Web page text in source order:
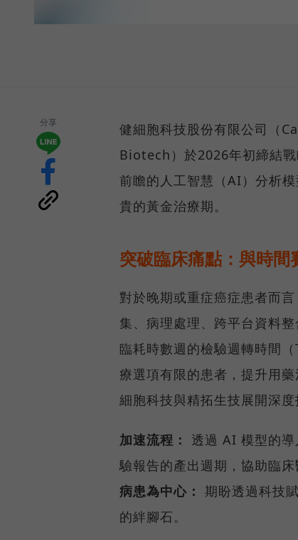
分享
健細胞科技股份有限公司（
Biotech）於2026年初締結
前瞻的人工智慧（AI）分析
貴的黃金治療期。
突破臨床痛點：與時
對於晚期或重症癌症患者而
集、病理處理、跨平台資料
臨耗時數週的檢驗週轉時間
療選項有限的患者，提升用
細胞科技與精拓生技展開深度
加速流程： 透過 AI 模型的導
驗報告的產出週期，協助臨
病患為中心： 期盼透過科技
的絆腳石。